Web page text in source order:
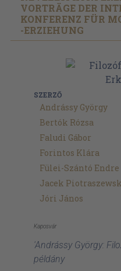
VORTRÄGE DER
KONFERENZ FÜR
-ERZIEHUNG
SZERZŐ
Andrássy György
Bertók Rózsa
Faludi Gábor
Forintos Klára
Fülei-Szántó Endre
Jacek
Jóri János
Kaposvár
'Andrássy György:
példány